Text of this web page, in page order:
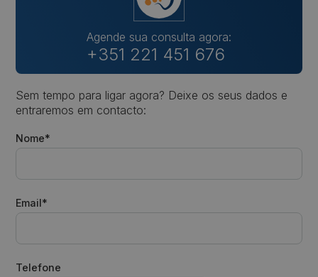
Agende sua consulta agora:
+351 221 451 676
Sem tempo para ligar agora? Deixe os seus dados e
entraremos em contacto:
Nome*
Email*
Telefone